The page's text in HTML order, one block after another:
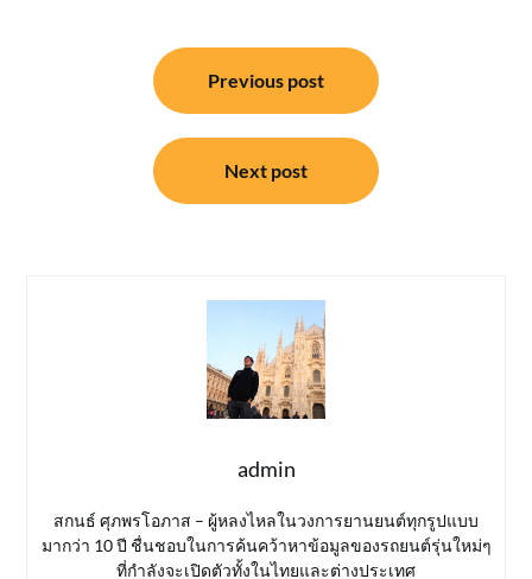
Previous post
Next post
admin
สกนธ์ ศุภพรโอภาส – ผู้หลงไหลในวงการยานยนต์ทุกรูปแบบ
มากว่า 10 ปี ชื่นชอบในการค้นคว้าหาข้อมูลของรถยนต์รุ่นใหม่ๆ
ที่กำลังจะเปิดตัวทั้งในไทยและต่างประเทศ